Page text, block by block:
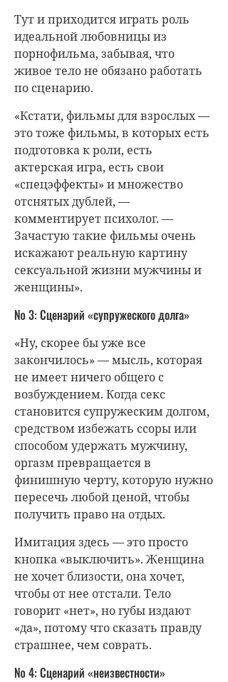
Тут и приходится играть роль
идеальной любовницы из
порнофильма, забывая, что
живое тело не обязано работать
по сценарию.
«Кстати, фильмы для взрослых —
это тоже фильмы, в которых есть
подготовка к роли, есть
актерская игра, есть свои
«спецэффекты» и множество
отснятых дублей, —
комментирует психолог. —
Зачастую такие фильмы очень
искажают реальную картину
сексуальной жизни мужчины и
женщины».
№ 3: Сценарий «супружеского долга»
«Ну, скорее бы уже все
закончилось» — мысль, которая
не имеет ничего общего с
возбуждением. Когда секс
становится супружеским долгом,
средством избежать ссоры или
способом удержать мужчину,
оргазм превращается в
финишную черту, которую нужно
пересечь любой ценой, чтобы
получить право на отдых.
Имитация здесь — это просто
кнопка «выключить». Женщина
не хочет близости, она хочет,
чтобы от нее отстали. Тело
говорит «нет», но губы издают
«да», потому что сказать правду
страшнее, чем соврать.
№ 4: Сценарий «неизвестности»